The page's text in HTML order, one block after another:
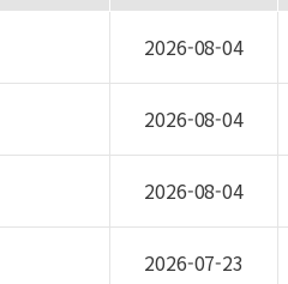
2026-08-04
2026-08-04
2026-08-04
2026-07-23